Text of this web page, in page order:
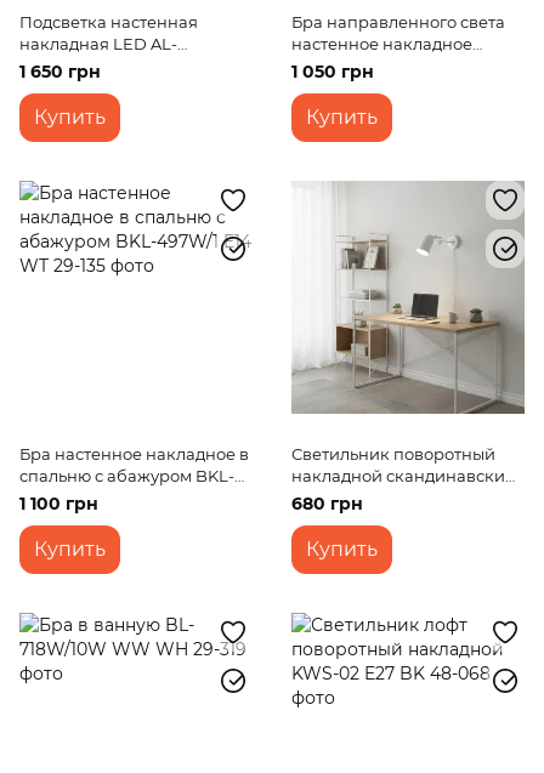
Подсветка настенная
накладная LED AL-
511/7W+3W WH
1 650 грн
Купить
Бра направленного света
настенное накладное
барокко BKL-005W/1
1 050 грн
Купить
Бра настенное накладное в
спальню с абажуром BKL-
497W/1 E14 WT
1 100 грн
Купить
Светильник поворотный
накладной скандинавский
KWS-02 E27 WH
680 грн
Купить